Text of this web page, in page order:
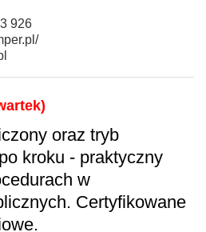
926
oraz tryb
kroku - praktyczny
w
Certyfikowane